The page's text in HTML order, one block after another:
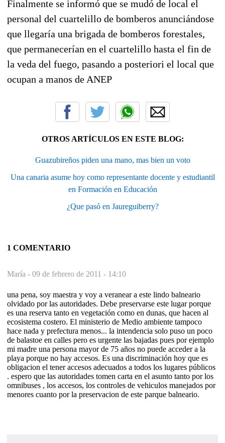
Finalmente se informó que se mudó de local el
personal del cuartelillo de bomberos anunciándose
que llegaría una brigada de bomberos forestales,
que permanecerían en el cuartelillo hasta el fin de
la veda del fuego, pasando a posteriori el local que
ocupan a manos de ANEP
OTROS ARTÍCULOS EN ESTE BLOG:
Guazubireños piden una mano, mas bien un voto
Una canaria asume hoy como representante docente y estudiantil
en Formación en Educación
¿Que pasó en Jaureguiberry?
1 COMENTARIO
María - 09 de febrero de 2011 - 14:10
una pena, soy maestra y voy a veranear a este lindo balneario
olvidado por las autoridades. Debe preservarse este lugar porque
es una reserva tanto en vegetación como en dunas, que hacen al
ecosistema costero. El ministerio de Medio ambiente tampoco
hace nada y prefectura menos... la intendencia solo puso un poco
de balastoe en calles pero es urgente las bajadas pues por ejemplo
mi madre una persona mayor de 75 años no puede acceder a la
playa porque no hay accesos. Es una discriminación hoy que es
obligacion el tener accesos adecuados a todos los lugares públicos
. espero que las autoridades tomen carta en el asunto tanto por los
omnibuses , los accesos, los controles de vehiculos manejados por
menores cuanto por la preservacion de este parque balneario.